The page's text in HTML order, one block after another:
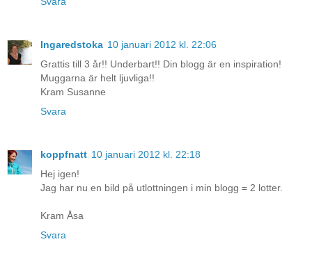
Ingaredstoka 10 januari 2012 kl. 22:06
Grattis till 3 år!! Underbart!! Din blogg är en inspiration!
Muggarna är helt ljuvliga!!
Kram Susanne
Svara
koppfnatt 10 januari 2012 kl. 22:18
Hej igen!
Jag har nu en bild på utlottningen i min blogg = 2 lotter.
Kram Åsa
Svara